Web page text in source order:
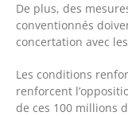
De plus, des
conventionnés
concertation avec
Les conditions
renforcent
de ces 100 millions